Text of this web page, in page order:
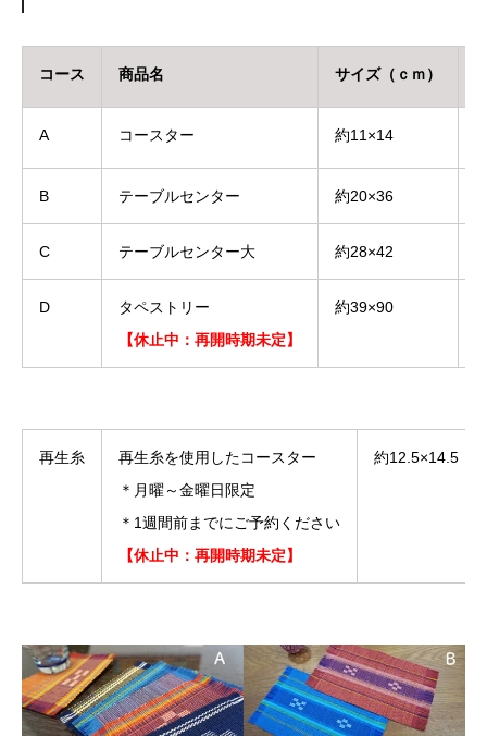
コース 商品名 サイズ（ｃｍ）
A コースター 約11×14
B テーブルセンター 約20×36
C テーブルセンター大 約28×42
D
タペストリー
【休止中：再開時期未定】
約39×90
再生糸
再生糸を使用したコースター
＊月曜～金曜日限定
＊1週間前までにご予約ください
【休止中：再開時期未定】
約12.5×14.5